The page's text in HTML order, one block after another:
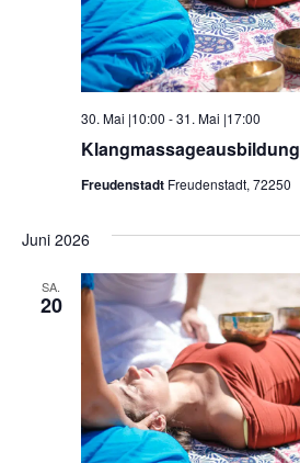
Klangmassageausbildung
30. Mai |10:00 -31. Mai |17:00
Freudenstadt Freudenstadt, 72250
Juni 2026
SA.
20